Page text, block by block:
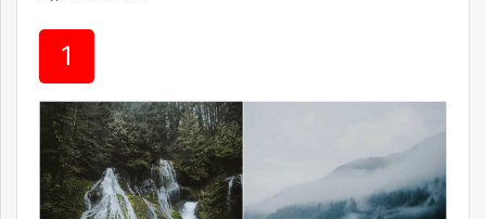
24tsag.mn
shuud.mn
ergelt.mn
zarig.mn
today.mn
zuv.mn
1